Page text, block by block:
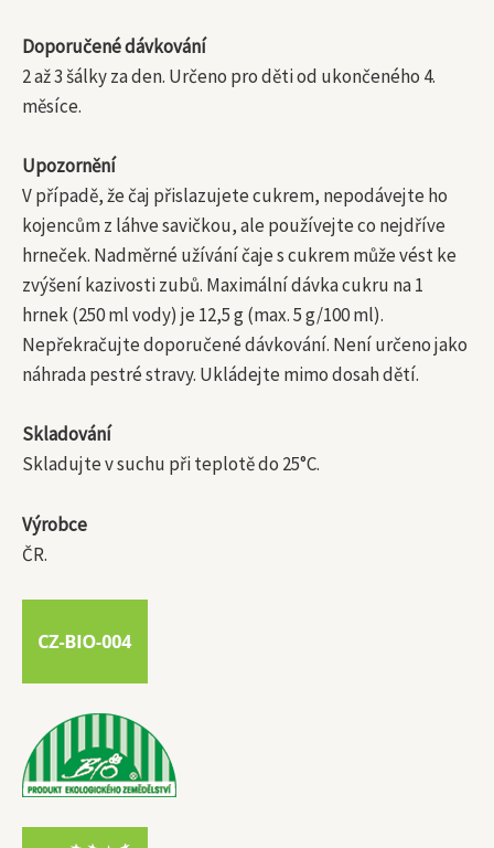
Doporučené dávkování
2 až 3 šálky za den. Určeno pro děti od ukončeného 4.
měsíce.
Upozornění
V případě, že čaj přislazujete cukrem, nepodávejte ho
kojencům z láhve savičkou, ale používejte co nejdříve
hrneček. Nadměrné užívání čaje s cukrem může vést ke
zvýšení kazivosti zubů. Maximální dávka cukru na 1
hrnek (250 ml vody) je 12,5 g (max. 5 g/100 ml).
Nepřekračujte doporučené dávkování. Není určeno jako
náhrada pestré stravy. Ukládejte mimo dosah dětí.
Skladování
Skladujte v suchu při teplotě do 25°C.
Výrobce
ČR.